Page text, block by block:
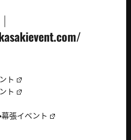
ト
ト
幕張イベント